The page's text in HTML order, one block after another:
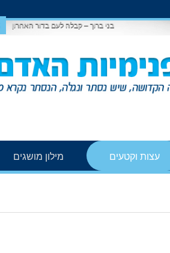
בני ברוך – קבלה לעם בדור האחרון
מילון מושגים עצות וקטעים